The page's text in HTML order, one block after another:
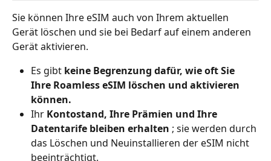
Sie können Ihre eSIM auch von Ihrem aktuellen
Gerät löschen und sie bei Bedarf auf einem anderen
Gerät aktivieren.
Es gibt keine Begrenzung dafür, wie oft Sie
Ihre Roamless eSIM löschen und aktivieren
können.
Ihr Kontostand, Ihre Prämien und Ihre
Datentarife bleiben erhalten ; sie werden durch
das Löschen und Neuinstallieren der eSIM nicht
beeinträchtigt.